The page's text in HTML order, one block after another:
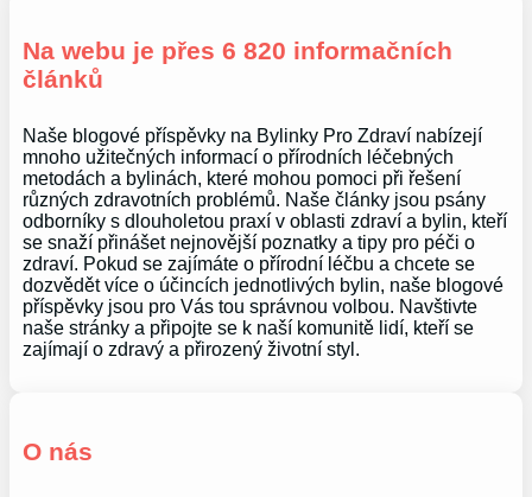
Na webu je přes 6 820 informačních
článků
Naše blogové příspěvky na Bylinky Pro Zdraví nabízejí
mnoho užitečných informací o přírodních léčebných
metodách a bylinách, které mohou pomoci při řešení
různých zdravotních problémů. Naše články jsou psány
odborníky s dlouholetou praxí v oblasti zdraví a bylin, kteří
se snaží přinášet nejnovější poznatky a tipy pro péči o
zdraví. Pokud se zajímáte o přírodní léčbu a chcete se
dozvědět více o účincích jednotlivých bylin, naše blogové
příspěvky jsou pro Vás tou správnou volbou. Navštivte
naše stránky a připojte se k naší komunitě lidí, kteří se
zajímají o zdravý a přirozený životní styl.
O nás